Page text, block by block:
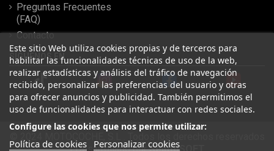
Preguntas Frecuentes
(FAQ)
Contacto
Este sitio Web utiliza cookies propias y de terceros para
habilitar las funcionalidades técnicas de uso de la web,
realizar estadísticas y análisis del tráfico de navegación
recibido, personalizar las preferencias del usuario y otras
para ofrecer anuncios y publicidad. También permitimos el
uso de funcionalidades para interactuar con redes sociales.
Configure las cookies que nos permite utilizar:
Política de cookies Personalizar cookies
SÍGUENOS EN